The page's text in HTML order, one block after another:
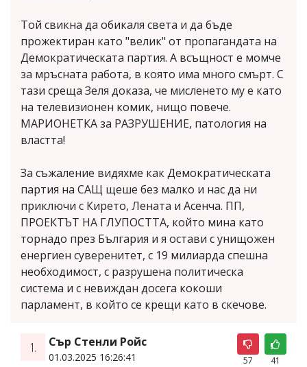
Той свикна да обикаля света и да бъде
прожектиран като "велик" от пропагандата на
Демократическата партия. А всъщност е момче
за мръсната работа, в която има много смърт. С
тази среща Зеля доказа, че мисленето му е като
на телевизионен комик, нищо повече.
МАРИОНЕТКА за РАЗРУШЕНИЕ, патология на
властта!
За съжаление видяхме как Демократическата
партия на САЩ щеше без малко и нас да ни
приключи с Кирето, Лената и Асенча. ПП,
ПРОЕКТЪТ НА ГЛУПОСТТА, който мина като
торнадо през България и я остави с унищожен
енергиен суверенитет, с 19 милиарда спешна
необходимост, с разрушена политическа
система и с невиждан досега кокоши
парламент, в който се крещи като в скечове.
1. Сър Стенли Ройс
01.03.2025 16:26:41 57 41